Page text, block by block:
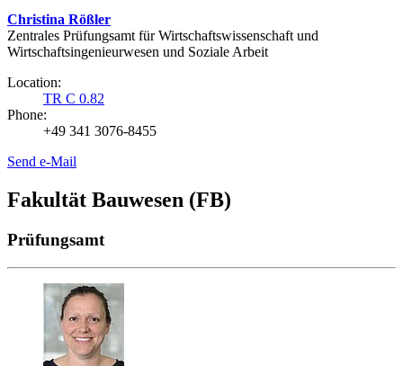
Christina Rößler
Zentrales Prüfungsamt für Wirtschaftswissenschaft und
Wirtschaftsingenieurwesen und Soziale Arbeit
Location:
TR C 0.82
Phone:
+49 341 3076-8455
Send e-Mail
Fakultät Bauwesen (FB)
Prüfungsamt